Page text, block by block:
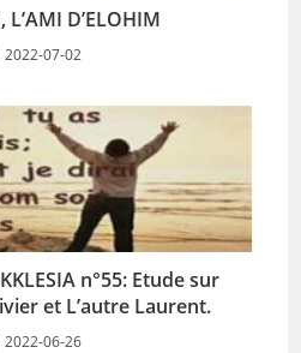
D’ELOHIM
2022-07-02
n°55: Etude sur
et L’autre Laurent.
2022-06-26